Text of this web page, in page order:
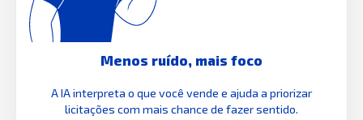
Menos ruído, mais foco
A IA interpreta o que você vende e ajuda a priorizar
licitações com mais chance de fazer sentido.